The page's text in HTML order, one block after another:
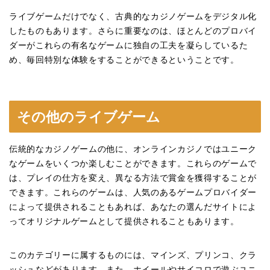
ライブゲームだけでなく、古典的なカジノゲームをデジタル化
したものもあります。さらに重要なのは、ほとんどのプロバイ
ダーがこれらの有名なゲームに独自の工夫を凝らしているた
め、毎回特別な体験をすることができるということです。
その他のライブゲーム
伝統的なカジノゲームの他に、オンラインカジノではユニーク
なゲームをいくつか楽しむことができます。これらのゲームで
は、プレイの仕方を変え、異なる方法で賞金を獲得することが
できます。これらのゲームは、人気のあるゲームプロバイダー
によって提供されることもあれば、あなたの選んだサイトによ
ってオリジナルゲームとして提供されることもあります。
このカテゴリーに属するものには、マインズ、プリンコ、クラ